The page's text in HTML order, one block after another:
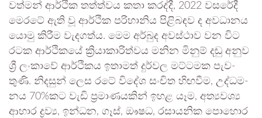
වත්මන් ආර්ථික තත්ත්වය කතා කරද්දී, 2022 වස­රේදී
මෙරටේ ඇති වූ ආර්ථික පරි­හා­නිය පිළි­බ­ඳව ද අව­ධා­නය
යොමු කිරීම වැද­ගත්ය. මෙම අර්බුද අව­ස්ථාව වන විට
රටක ආර්ථි­කයේ ක්‍රියා­කා­රි­ත්වය මනින මිනුම් දඬු අනුව
ශ්‍රී ලංකාවේ ආර්ථි­කය ඉතා­මත් දුර්වල මට්ට­මක පැව­
තුණි. නිද­සුන් ලෙස රටේ විදේශ සංචිත හිඟ­වීම, උද්ධ­ම­
නය 70%කට වැඩි ප්‍රමා­ණ­ය­කින් ඉහළ යෑම, අත්‍ය­වශ්‍ය ‍
ආහාර ද්‍රව්‍ය, ඉන්ධන, ගෑස්, ඖෂධ, රසා­ය­නික පොහොර